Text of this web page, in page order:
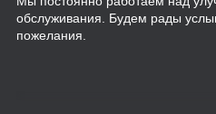
обслуживания. Будем рады
пожелания.